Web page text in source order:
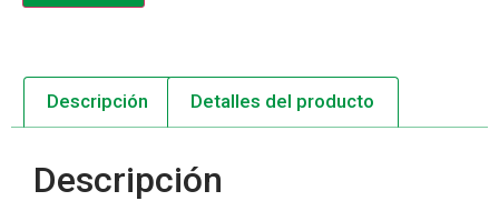
Descripción Detalles del producto
Descripción